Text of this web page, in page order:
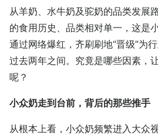
从羊奶、水牛奶及驼奶的品类发展
的食用历史、品类相对单一，这是
通过网络爆红，齐刷刷地“晋级”为
过去两年之间。究竟是哪些因素，
呢？
小众奶走到台前，背后的那些推手
从根本上看，小众奶频繁进入大众